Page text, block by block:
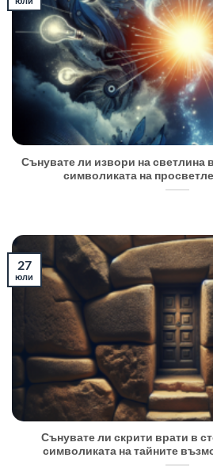
Сънувате ли извори на светлина
символиката на
Сънувате ли скрити врати в
символиката на тайните
27
юли